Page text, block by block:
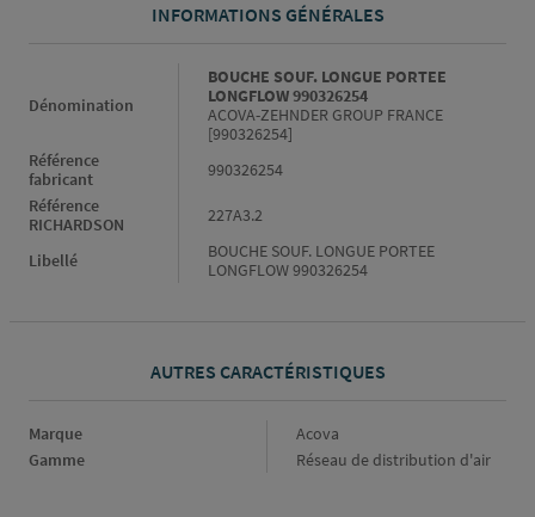
INFORMATIONS GÉNÉRALES
Informations générales
Dénomination
BOUCHE SOUF. LONGUE PORTEE
LONGFLOW 990326254
ACOVA-ZEHNDER GROUP FRANCE
[990326254]
Référence
fabricant
990326254
Référence
RICHARDSON
227A3.2
Libellé
BOUCHE SOUF. LONGUE PORTEE
LONGFLOW 990326254
AUTRES CARACTÉRISTIQUES
Marque Marque
Acova
Gamme
Gamme
Réseau de distribution d'air